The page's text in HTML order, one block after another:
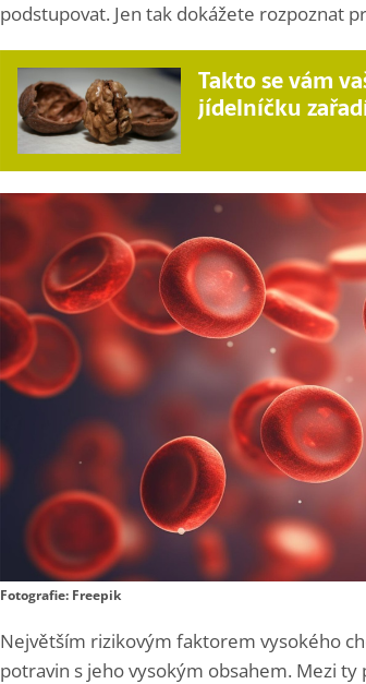
podstupovat. Jen tak dokážete rozpoznat
Takto se vám
jídelníčku
Fotografie: Freepik
Největším rizikovým faktorem vysokého
potravin s jeho vysokým obsahem. Mezi ty